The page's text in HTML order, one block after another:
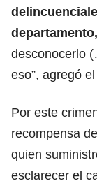
departamento,
desconocerlo
eso”, agregó
Por este
recompensa
quien
esclarecer el